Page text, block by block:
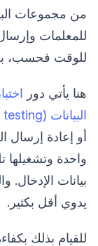
من مجموعات
للمعلمات
للوقت فحسب،
هنا يأتي دور
البيانات (data-driven API testing)
أو إعادة إرسال
واحدة وتشغيلها
بيانات
يدوي أقل بكثير.
للقيام بذلك